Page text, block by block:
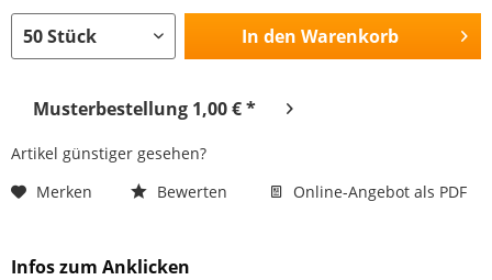
In den Warenkorb
Musterbestellung 1,00 € *
Artikel günstiger gesehen?
Merken
Bewerten Online-Angebot als PDF
Infos zum Anklicken